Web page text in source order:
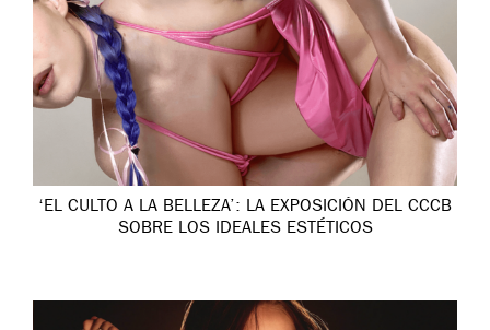
‘EL CULTO A LA BELLEZA’: LA EXPOSICIÓN DEL CCCB
SOBRE LOS IDEALES ESTÉTICOS